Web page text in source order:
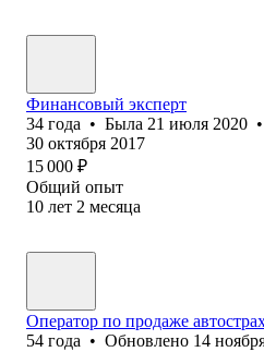
Финансовы‎й эксперт
34 года • Была 21 июля 2020 •
30 октября 2017
15 000 ₽
Общий опыт
10 лет 2 месяца
Оператор по продаже
54 года • Обновлено 14